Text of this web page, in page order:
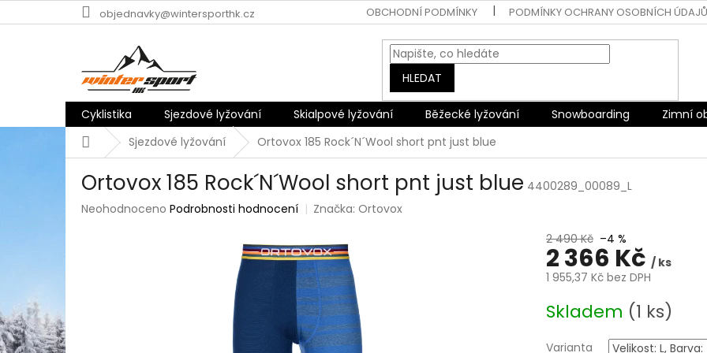
na
objednavky@wintersporthk.cz OBCHODNÍ PODMÍNKY PODMÍNKY OCHRANY OSOBNÍCH ÚDAJŮ
HLEDAT
Cyklistika Sjezdové lyžování Skialpové lyžování Běžecké lyžování Snowboarding Zimní
DomůSjezdové lyžování Ortovox 185 Rock´N´Wool short pnt just blue
Ortovox 185 Rock´N´Wool short pnt just blue 4400289_00089_L
Průměrné
Neohodnoceno Podrobnosti hodnocení Značka:Ortovox
2 490 Kč –4 %
2 366 Kč / ks
1 955,37 Kč bez DPH
cena:
Skladem (1 ks)
Varianta